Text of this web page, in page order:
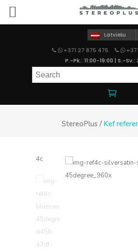
Latviešu
+371 27 875 475
P.-Pk.: 11:00-19:00 | S.-
StereoPlus/ Kef